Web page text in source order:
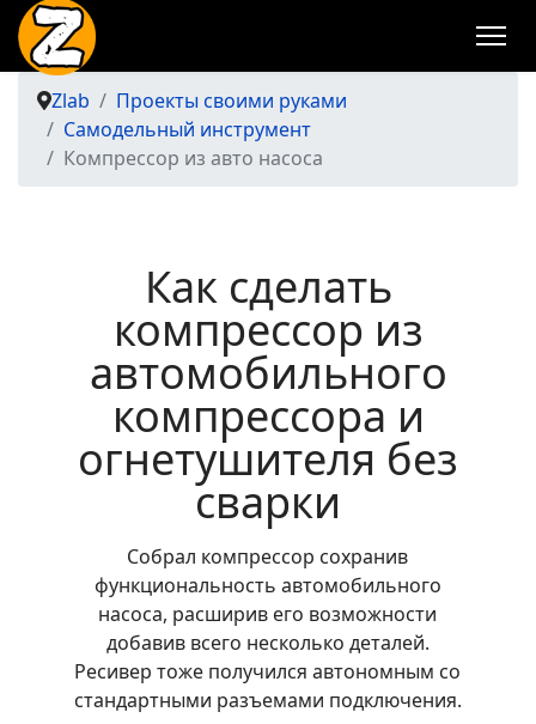
Zlab
Проекты своими руками
Самодельный инструмент
Компрессор из авто насоса
Как сделать
компрессор из
автомобильного
компрессора и
огнетушителя без
сварки
Собрал компрессор сохранив
функциональность автомобильного
насоса, расширив его возможности
добавив всего несколько деталей.
Ресивер тоже получился автономным со
стандартными разъемами подключения.